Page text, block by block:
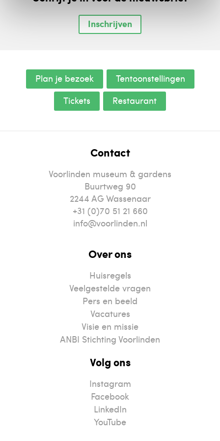
Inschrijven
Plan je bezoek
Tentoonstellingen
Tickets
Restaurant
Contact
Voorlinden museum & gardens
Buurtweg 90
2244 AG Wassenaar
+31 (0)70 51 21 660
info@voorlinden.nl
Over ons
Huisregels
Veelgestelde vragen
Pers en beeld
Vacatures
Visie en missie
ANBI Stichting Voorlinden
Volg ons
Instagram
Facebook
LinkedIn
YouTube